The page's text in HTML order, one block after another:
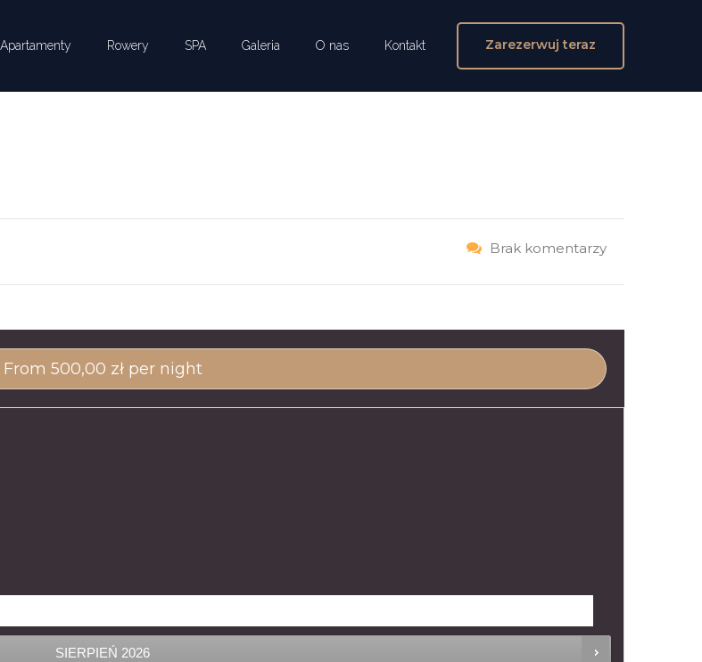
Apartamenty Rowery SPA Galeria O nas Kontakt Zarezerwuj teraz
Brak komentarzy
From 500,00 złper night
SIERPIEŃ 2026